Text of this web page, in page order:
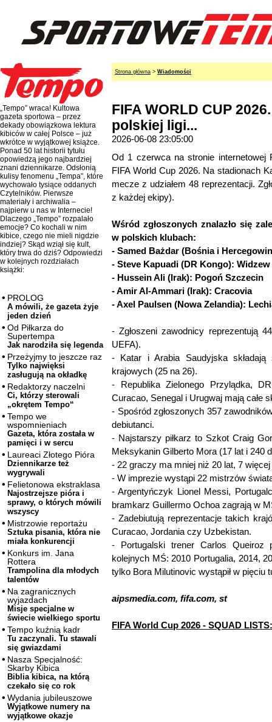
„Tempo” wraca! Kultowa
gazeta sportowa – przez
dekady obowiązkowa lektura
kibiców w całej Polsce – już
wkrótce w wyjątkowej książce.
Ponad 50 lat historii tytułu
opowiedzą jego najbardziej
znani dziennikarze. Odsłonią
kulisy fenomenu „Tempa”, które
wychowało tysiące oddanych
Czytelników. Pierwsze
materiały i archiwalia –
najpierw u nas w Internecie!
Dlaczego „Tempo” rozpalało
emocje? Co kochali w nim
kibice, czego nie mieli nigdzie
indziej? Skąd wziął się kult,
który trwa do dziś? Odpowiedzi
w kolejnych rozdziałach
książki:
PROLOG
A mówili, że gazeta żyje
jeden dzień
Od Piłkarza do
Supertempa
Jak narodziła się legenda
Przeżyjmy to jeszcze raz
Tylko najwięksi
zasługują na okładkę
Redaktorzy naczelni
Ci, którzy sterowali
„okrętem Tempo“
Tempo we
wspomnieniach
Gazeta, która została w
pamięci i w sercu
Laureaci Złotego Pióra
Dziennikarze też
wygrywali
Felietonowa ekstraklasa
Najostrzejsze pióra i
sprawy, o których mówili
wszyscy
Mistrzowie reportażu
Sztuka pisania, która nie
miała konkurencji
Konkurs im. Jana
Rottera
Trampolina dla młodych
talentów
Na zagranicznych
wyjazdach
Misje specjalne w
świecie wielkiego sportu
Tempo kuźnią kadr
Tu zaczynali. Tu stawali
się gwiazdami
Nasza Specjalność:
Skarby Kibica
Biblia kibica, na którą
czekało się co rok
Wydania jubileuszowe
Wyjątkowe numery na
wyjątkowe okazje
Strona główna > Wiadomości
FIFA WORLD CUP
polskiej ligi...
2026-06-08 23:05:00
Od 1 czerwca na stronie internetowej
FIFA World Cup 2026. Na stadionach
mecze z udziałem 48 reprezentacji.
z każdej ekipy).
Wśród zgłoszonych znalazło się
w polskich klubach:
- Samed Bażdar (Bośnia i
- Steve Kapuadi (DR Kongo):
- Hussein Ali (Irak): Pogoń Szczecin
- Amir Al-Ammari (Irak): Cracovia
- Axel Paulsen (Nowa Zelandia):
- Zgłoszeni zawodnicy reprezentują
UEFA).
- Katar i Arabia Saudyjska
krajowych (25 na 26).
- Republika Zielonego Przylądka,
Curacao, Senegal i Urugwaj mają całe
- Spośród zgłoszonych 357
debiutanci.
- Najstarszy piłkarz to Szkot Craig
Meksykanin Gilberto Mora (17 lat i 240
- 22 graczy ma mniej niż 20 lat, 7
- W imprezie wystąpi 22 mistrzów
- Argentyńczyk Lionel Messi,
bramkarz Guillermo Ochoa zagrają w
- Zadebiutują reprezentacje takich
Curacao, Jordania czy Uzbekistan.
- Portugalski trener Carlos Queiroz
kolejnych MŚ: 2010 Portugalia, 2014,
tylko Bora Milutinovic wystąpił w pięciu
aipsmedia.com, fifa.com, st
FIFA World Cup 2026 - SQUAD